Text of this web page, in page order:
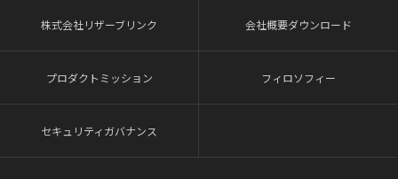
株式会社リザーブリンク 会社概要ダウンロード
プロダクトミッション フィロソフィー
セキュリティガバナンス